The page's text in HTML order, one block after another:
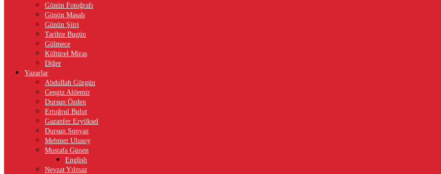
Günün Fotoğrafı
Günün Masalı
Günün Şiiri
Tarihte Bugün
Gülmece
Kültürel Miras
Diğer
Yazarlar
Abdullah Gürgün
Cengiz Aldemir
Dursun Özden
Ertuğrul Bulut
Gazanfer Eryüksel
Dursun Sonyaz
Mehmet Ulusoy
Mustafa Günen
English
Nevzat Yılmaz